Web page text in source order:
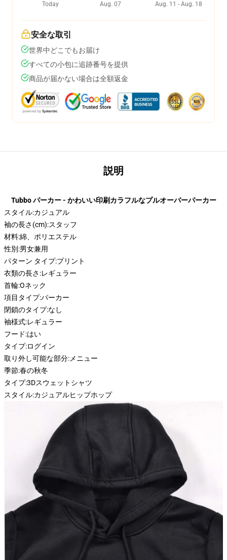
Today
Aug. 07
Aug. 11 - Aug. 18
安全な取引
世界中どこでもお届け
すべての小包に追跡番号を提供
商品が届かない場合は全額返金
説明
Tubbo パーカー - かわいい印刷カラフルなプルオーバーパーカー
スタイル:カジュアル
袖の長さ(cm):スタッフ
材料:綿、ポリエステル
性別:男女兼用
パターン タイプ:プリント
衣類の長さ:レギュラー
首輪:Oネック
項目タイプ:パーカー
閉鎖のタイプ:なし
袖様式:レギュラー
フード:はい
タイプ:ログイン
取り外し可能な部分: メニュー
季節:春の秋冬
タイプ:3Dスウェットシャツ
スタイル:カジュアルヒップホップ